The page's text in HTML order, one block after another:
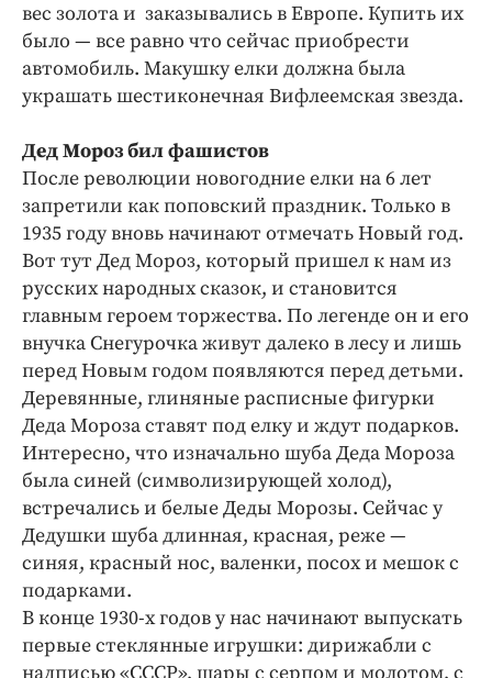
Работодатель года
вес золота и заказывались в Европе. Купить их
было — все равно что сейчас приобрести
автомобиль. Макушку елки должна была
украшать шестиконечная Вифлеемская звезда.
Дед Мороз бил фашистов
После революции новогодние елки на 6 лет
запретили как поповский праздник. Только в
1935 году вновь начинают отмечать Новый год.
Вот тут Дед Мороз, который пришел к нам из
русских народных сказок, и становится
главным героем торжества. По легенде он и его
внучка Снегурочка живут далеко в лесу и лишь
перед Новым годом появляются перед детьми.
Деревянные, глиняные расписные фигурки
Деда Мороза ставят под елку и ждут подарков.
Интересно, что изначально шуба Деда Мороза
была синей (символизирующей холод),
встречались и белые Деды Морозы. Сейчас у
Дедушки шуба длинная, красная, реже —
синяя, красный нос, валенки, посох и мешок с
подарками.
В конце 1930-х годов у нас начинают выпускать
первые стеклянные игрушки: дирижабли с